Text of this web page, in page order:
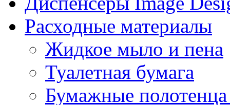
Расходные материалы
Жидкое мыло и пена
Туалетная бумага
Бумажные полотенца